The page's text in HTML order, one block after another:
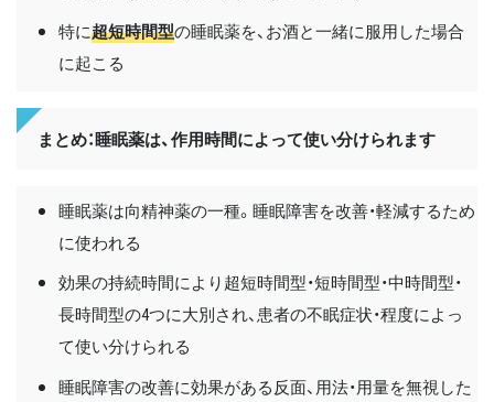
特に超短時間型の睡眠薬を、お酒と一緒に服用した場合
に起こる
まとめ：睡眠薬は、作用時間によって使い分けられます
睡眠薬は向精神薬の一種。睡眠障害を改善・軽減するため
に使われる
効果の持続時間により超短時間型・短時間型・中時間型・
長時間型の4つに大別され、患者の不眠症状・程度によっ
て使い分けられる
睡眠障害の改善に効果がある反面、用法・用量を無視した